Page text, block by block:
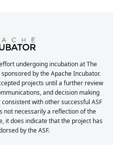
undergoing incubation at The
by the Apache Incubator.
projects until a further review
and decision making
with other successful ASF
not necessarily a reflection of the
it does indicate that the project has
by the ASF.